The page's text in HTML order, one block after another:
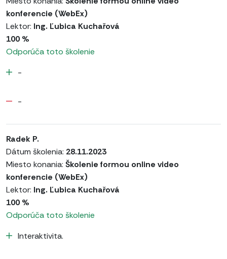
konferencie (WebEx)
Lektor: Ing. Ľubica Kuchařová
100 %
Odporúča toto školenie
-
-
Radek P.
Dátum školenia: 28.11.2023
Miesto konania: Školenie formou online video
konferencie (WebEx)
Lektor: Ing. Ľubica Kuchařová
100 %
Odporúča toto školenie
Interaktivita.